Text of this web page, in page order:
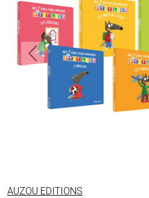
AUZOU EDITIONS